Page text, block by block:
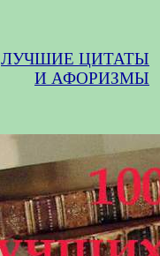
ЛУЧШИЕ ЦИТАТЫ
И АФОРИЗМЫ